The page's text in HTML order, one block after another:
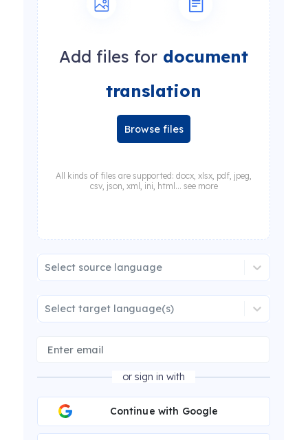
Add files for document
translation
Browse files
All kinds of files are supported: docx, xlsx, pdf, jpeg,
csv, json, xml, ini, html... see more
Select source language
Select target language(s)
or sign in with
Continue with Google